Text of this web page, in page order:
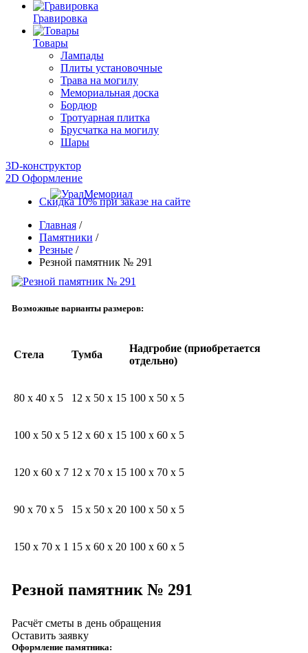
Гравировка
Товары
Лампады
Плиты установочные
Трава на могилу
Мемориальная доска
Бордюр
Тротуарная плитка
Брусчатка на могилу
Шары
3D-конструктор
2D Оформление
Скидка 10% при заказе на сайте
Главная /
Памятники /
Резные /
Резной памятник № 291
Возможные варианты размеров:
Стела Тумба
Надгробие (приобретается
отдельно)
80 x 40 x 5 12 x 50 x 15 100 x 50 x 5
100 x 50 x 5 12 x 60 x 15 100 x 60 x 5
120 x 60 x 7 12 x 70 x 15 100 x 70 x 5
90 x 70 x 5 15 x 50 x 20 100 x 50 x 5
150 x 70 x 1 15 x 60 x 20 100 x 60 x 5
Резной памятник № 291
Расчёт сметы в день обращения
Оставить заявку
Оформление памятника: